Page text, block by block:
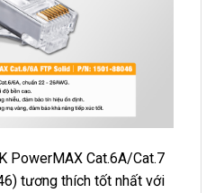
PowerMAX Cat.6A/Cat.7
tương thích tốt nhất với